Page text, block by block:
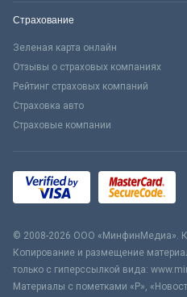
Страхование
Зеленая карта онлайн
Отзывы о страховых компаниях
Рейтинг страховых компаний
Страховка авто
Страховые компании
© 2008-2026 ООО «МинфинМедиа».
Копирование и размещение
только с гиперссылкой вида:
Материалы с пометками «Р»,